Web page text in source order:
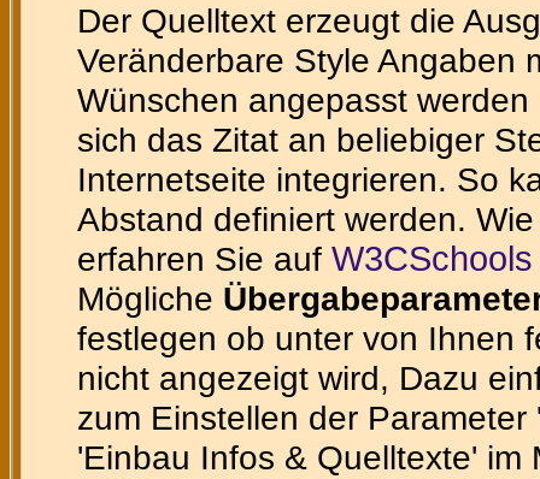
Der Quelltext erzeugt die
Veränderbare Style Angaben
Wünschen angepasst
sich das Zitat an beliebiger
Internetseite integrieren. So
Abstand definiert werden.
erfahren Sie auf
Mögliche
festlegen ob unter von Ihnen
nicht angezeigt wird, Dazu
zum Einstellen der
'Einbau Infos & Quelltexte' im